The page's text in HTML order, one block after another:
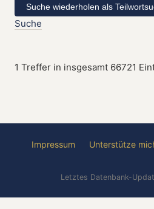
Suche
1 Treffer in insgesamt 66721
Impressum Unterstütze
Letztes Datenbank-